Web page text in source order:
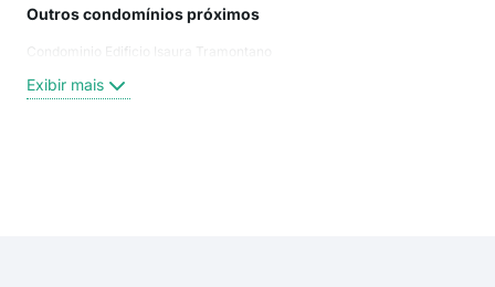
Outros condomínios próximos
Condominio Edificio Isaura Tramontano
Exibir mais